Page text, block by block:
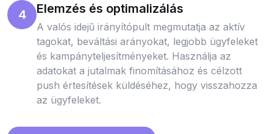
4 Elemzés és optimalizálás
A valós idejű irányítópult megmutatja az aktív
tagokat, beváltási arányokat, legjobb ügyfeleket
és kampányteljesítményeket. Használja az
adatokat a jutalmak finomításához és célzott
push értesítések küldéséhez, hogy visszahozza
az ügyfeleket.